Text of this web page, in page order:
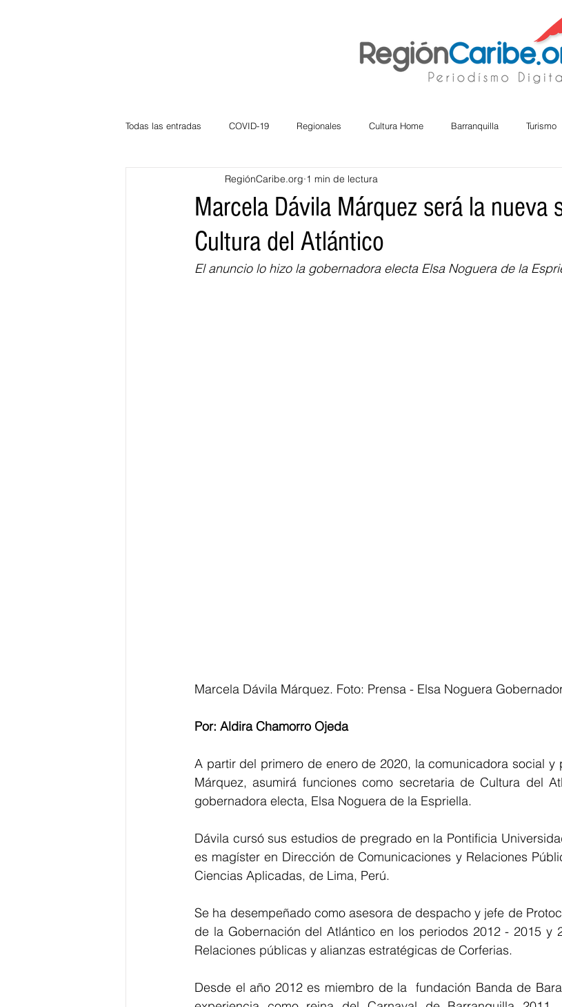
Todas las entradas COVID-19 Regionales Cultura Home Barranquilla Turismo
Atlántico La Guajira Cesar
Bloggeros Hermanos Mayores
Marcela Dávila Márquez será la nueva
Cultura del Atlántico
RegiónCaribe.org 1 min de lectura
El anuncio lo hizo la gobernadora electa Elsa Noguera de la
Marcela Dávila Márquez. Foto: Prensa - Elsa Noguera
Por: Aldira Chamorro Ojeda
A partir del primero de enero de 2020, la comunicadora social y
Márquez, asumirá funciones como secretaria de Cultura del
gobernadora electa, Elsa Noguera de la Espriella.
Dávila cursó sus estudios de pregrado en la Pontificia
es magíster en Dirección de Comunicaciones y Relaciones
Ciencias Aplicadas, de Lima, Perú.
Se ha desempeñado como asesora de despacho y jefe de
de la Gobernación del Atlántico en los periodos 2012 - 2015 y
Relaciones públicas y alianzas estratégicas de Corferias.
Desde el año 2012 es miembro de la  fundación Banda de